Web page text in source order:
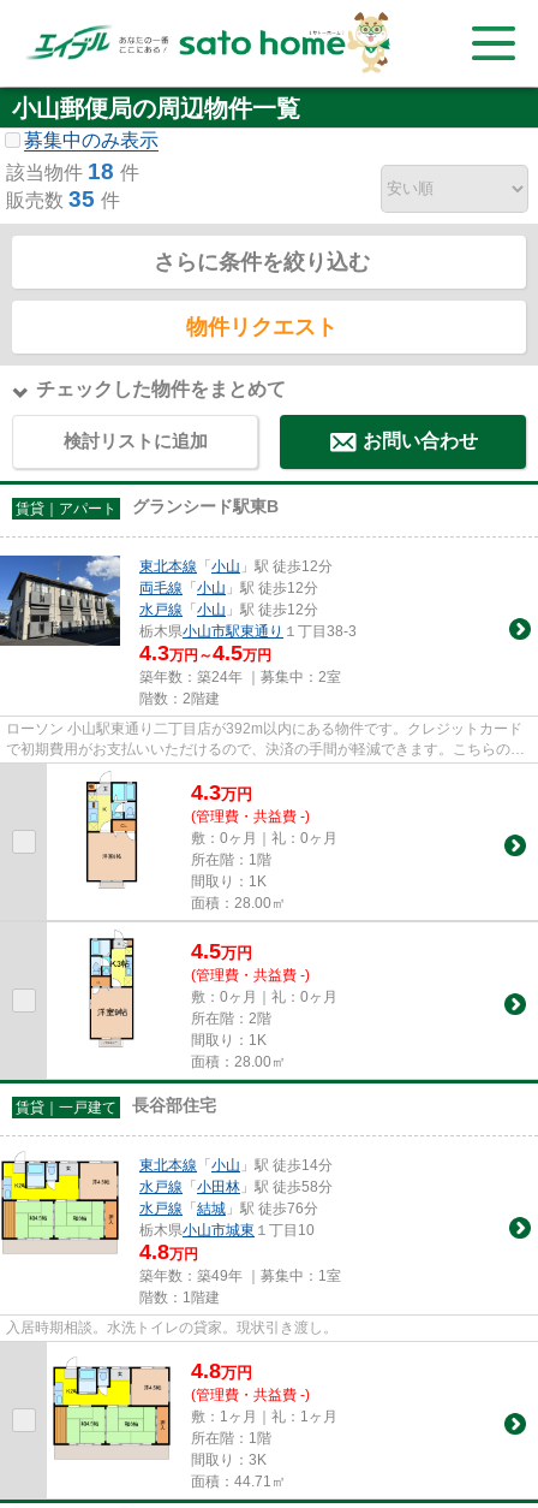
小山郵便局の周辺物件一覧
募集中のみ表示
該当物件 18 件
販売数 35 件
さらに条件を絞り込む
物件リクエスト
チェックした物件をまとめて
検討リストに追加 お問い合わせ
賃貸｜アパート グランシード駅東B
東北本線 「小山 」駅 徒歩12分
両毛線 「小山 」駅 徒歩12分
水戸線 「小山 」駅 徒歩12分
栃木県小山市駅東通り １丁目38-3
4.3万円～4.5万円
築年数：築24年 ｜募集中： 2室
階数：2階建
ローソン 小山駅東通り二丁目店が392m以内にある物件です。クレジットカード
で初期費用がお支払いいただけるので、決済の手間が軽減できます。こちらの物
件はアパートです。徒歩12分で...
4.3万円
(管理費・共益費 -)
敷：0ヶ月｜礼：0ヶ月
所在階：1階
間取り：1K
面積：28.00㎡
4.5万円
(管理費・共益費 -)
敷：0ヶ月｜礼：0ヶ月
所在階：2階
間取り：1K
面積：28.00㎡
賃貸｜一戸建て 長谷部住宅
東北本線 「小山 」駅 徒歩14分
水戸線 「小田林 」駅 徒歩58分
水戸線 「結城 」駅 徒歩76分
栃木県小山市城東 １丁目10
4.8万円
築年数：築49年 ｜募集中： 1室
階数：1階建
入居時期相談。水洗トイレの貸家。現状引き渡し。
4.8万円
(管理費・共益費 -)
敷：1ヶ月｜礼：1ヶ月
所在階：1階
間取り：3K
面積：44.71㎡